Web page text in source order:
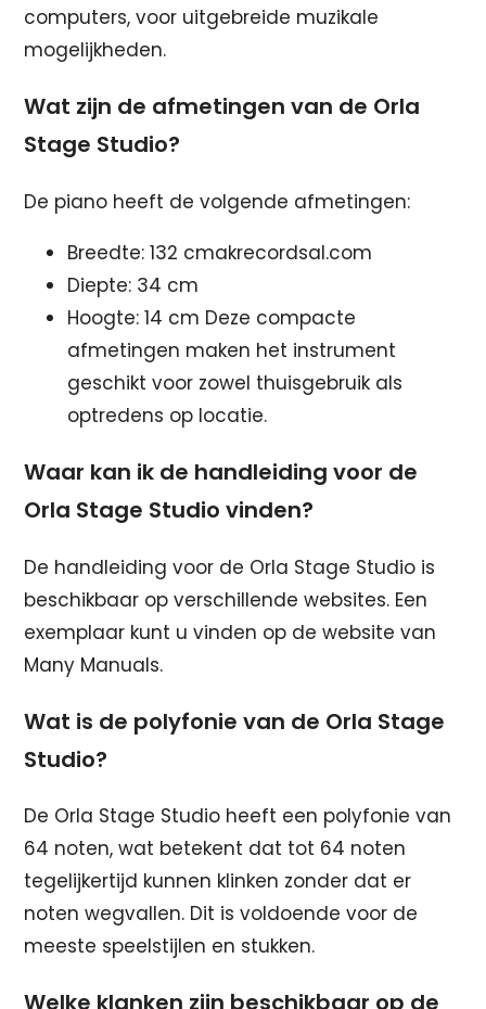
computers, voor uitgebreide muzikale
mogelijkheden.
Wat zijn de afmetingen van de Orla
Stage Studio?
De piano heeft de volgende afmetingen:
Breedte: 132 cmakrecordsal.com
Diepte: 34 cm
Hoogte: 14 cm Deze compacte
afmetingen maken het instrument
geschikt voor zowel thuisgebruik als
optredens op locatie.
Waar kan ik de handleiding voor de
Orla Stage Studio vinden?
De handleiding voor de Orla Stage Studio is
beschikbaar op verschillende websites. Een
exemplaar kunt u vinden op de website van
Many Manuals.
Wat is de polyfonie van de Orla Stage
Studio?
De Orla Stage Studio heeft een polyfonie van
64 noten, wat betekent dat tot 64 noten
tegelijkertijd kunnen klinken zonder dat er
noten wegvallen. Dit is voldoende voor de
meeste speelstijlen en stukken.
Welke klanken zijn beschikbaar op de